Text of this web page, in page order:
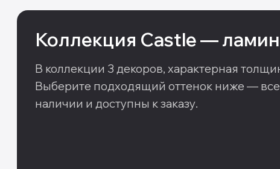
Коллекция Castle—
В коллекции 3 декоров, характерная
Выберите подходящий оттенок ниже —
наличии и доступны к заказу.